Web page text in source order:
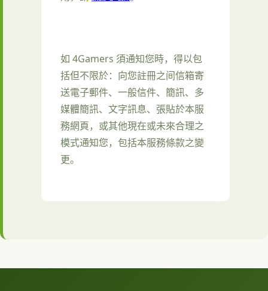
如 4Gamers 須通知您時，得以包
括但不限於：向您註冊之间信箱寄
送電子郵件、一般信件、簡訊、多
媒體簡訊、文字訊息、張貼於本服
務網頁，或其他現在或未來合理之
模式通知您，包括本服務條款之變
更。